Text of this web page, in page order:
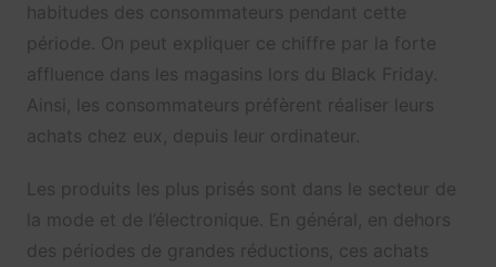
habitudes des consommateurs pendant cette
période. On peut expliquer ce chiffre par la forte
affluence dans les magasins lors du Black Friday.
Ainsi, les consommateurs préfèrent réaliser leurs
achats chez eux, depuis leur ordinateur.
Les produits les plus prisés sont dans le secteur de
la mode et de l’électronique. En général, en dehors
des périodes de grandes réductions, ces achats